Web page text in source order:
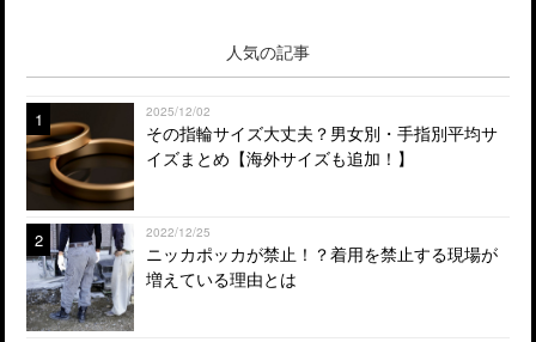
人気の記事
1 2025/12/02
その指輪サイズ大丈夫？男女別・手指別平均サ
イズまとめ【海外サイズも追加！】
2 2022/12/25
ニッカポッカが禁止！？着用を禁止する現場が
増えている理由とは